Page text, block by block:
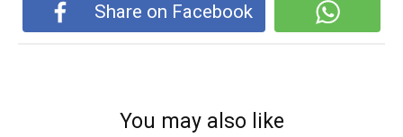
Share on Facebook
You may also like